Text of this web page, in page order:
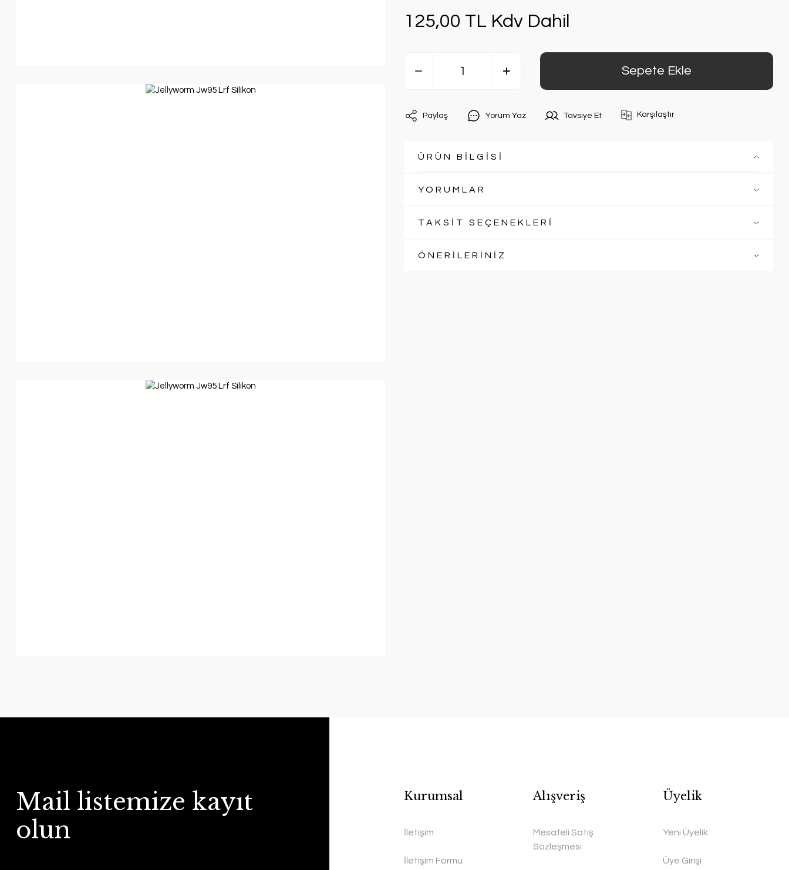
125,00 TL Kdv Dahil
Sepete Ekle
Paylaş Yorum Yaz Tavsiye Et Karşılaştır
ÜRÜN BİLGİSİ
YORUMLAR
TAKSİT SEÇENEKLERİ
ÖNERİLERİNİZ
Mail listemize kayıt
olun
Kurumsal
İletişim
İletişim Formu
Alışveriş
Mesafeli Satış
Sözleşmesi
Üyelik
Yeni Üyelik
Üye Girişi